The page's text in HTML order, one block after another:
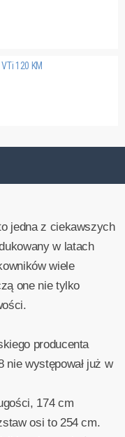
120 KM
jedna z ciekawszych
w latach
wiele
one nie tylko
producenta
nie występował już w
174 cm
osi to 254 cm.